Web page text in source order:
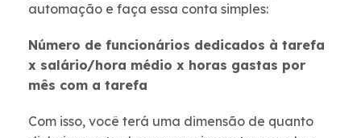
automação e faça essa conta simples:
Número de funcionários dedicados à tarefa
x salário/hora médio x horas gastas por
mês com a tarefa
Com isso, você terá uma dimensão de quanto